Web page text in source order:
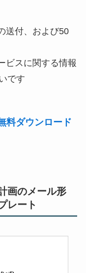
送付、および50
ビスに関する情報
です
料ダウンロード
画のメール形
レート